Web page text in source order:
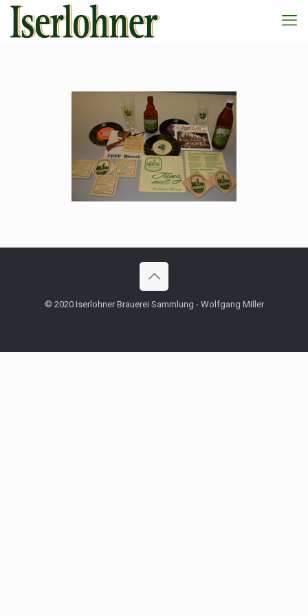
© 2020 Iserlohner Brauerei Sammlung - Wolfgang Miller